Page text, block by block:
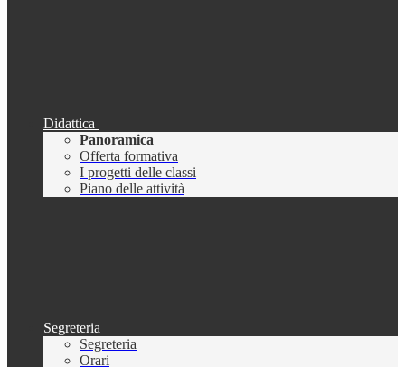
Didattica
Panoramica
Offerta formativa
I progetti delle classi
Piano delle attività
Segreteria
Segreteria
Orari